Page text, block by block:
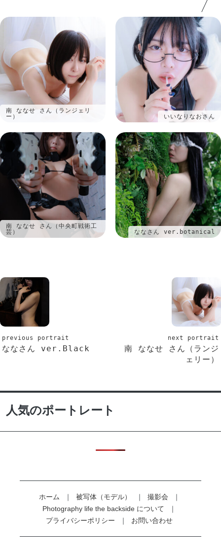
南 ななせ さん（ランジェリ
ー）
いいなりなおさん
南 ななせ さん（中央町戦術工
芸）
ななさん ver.botanical
previous portrait
ななさん ver.Black
next portrait
南 ななせ さん（ランジ
ェリー）
人気のポートレート
ホーム 被写体（モデル）
撮影会
Photography life the backside について
プライバシーポリシー
お問い合わせ